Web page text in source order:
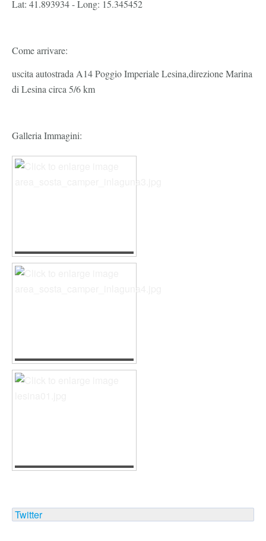
Lat: 41.893934 - Long: 15.345452
Come arrivare:
uscita autostrada A14 Poggio Imperiale Lesina,direzione Marina
di Lesina circa 5/6 km
Galleria Immagini:
Twitter